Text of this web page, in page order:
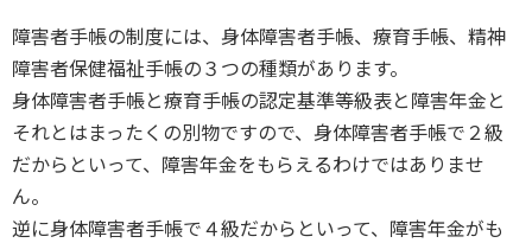
障害者手帳の制度には、身体障害者手帳、療育手帳、精神
障害者保健福祉手帳の３つの種類があります。
身体障害者手帳と療育手帳の認定基準等級表と障害年金と
それとはまったくの別物ですので、身体障害者手帳で２級
だからといって、障害年金をもらえるわけではありませ
ん。
逆に身体障害者手帳で４級だからといって、障害年金がも